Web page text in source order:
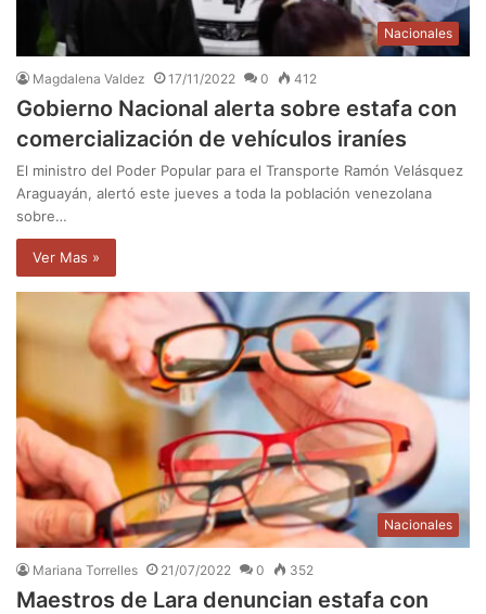
Nacionales
Magdalena Valdez 17/11/2022 0 412
Gobierno Nacional alerta sobre estafa con
comercialización de vehículos iraníes
El ministro del Poder Popular para el Transporte Ramón Velásquez
Araguayán, alertó este jueves a toda la población venezolana
sobre…
Ver Mas »
Nacionales
Mariana Torrelles 21/07/2022 0 352
Maestros de Lara denuncian estafa con